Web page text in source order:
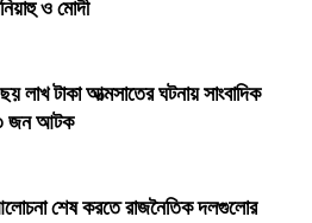
ও মোদী
লাখ টাকা আত্মসাতের ঘটনায় সাংবাদিক
৩ জন আটক
শেষ করতে রাজনৈতিক দলগুলোর